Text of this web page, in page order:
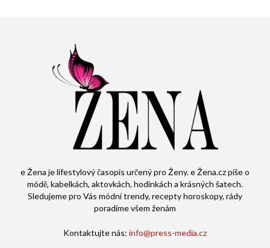
e Žena je lifestylový časopis určený pro Ženy. e Žena.cz píše o
módě, kabelkách, aktovkách, hodinkách a krásných šatech.
Sledujeme pro Vás módní trendy, recepty horoskopy, rády
poradíme všem ženám
Kontaktujte nás: info@press-media.cz